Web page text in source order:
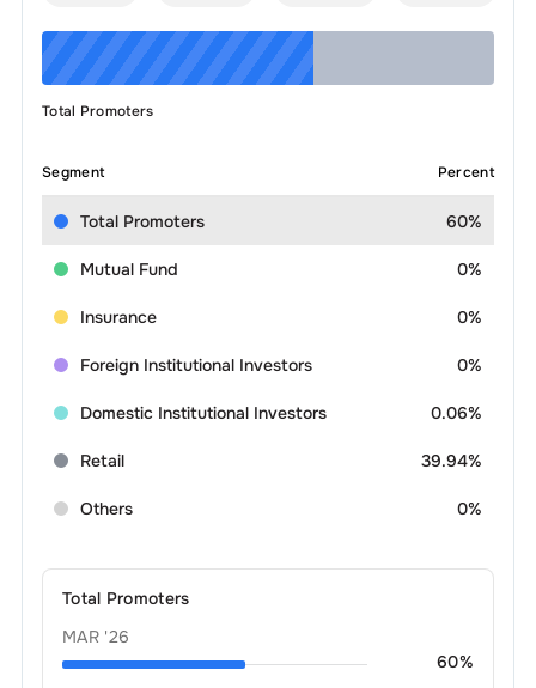
Total Promoters
Segment Percent
Total Promoters 60%
Mutual Fund 0%
Insurance 0%
Foreign Institutional Investors 0%
Domestic Institutional Investors 0.06%
Retail 39.94%
Others 0%
Total Promoters
MAR '26
60%